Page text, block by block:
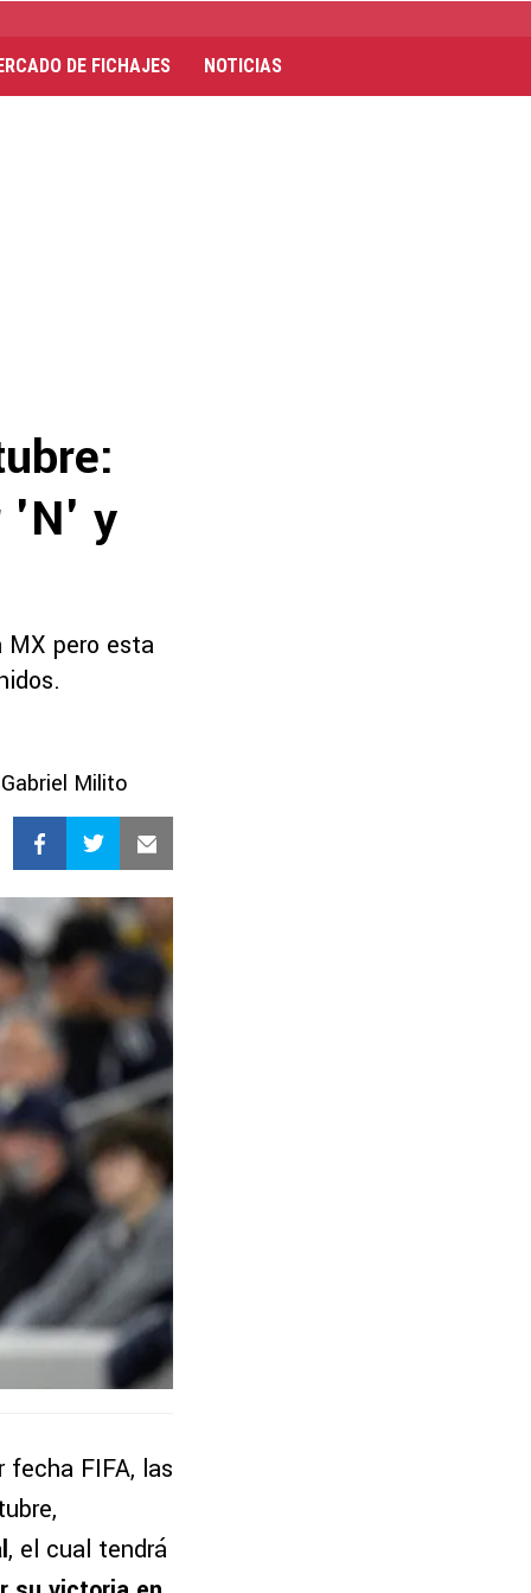
DE FICHAJES NOTICIAS
'N' y
MX pero esta
Milito
fecha FIFA, las
, el cual tendrá